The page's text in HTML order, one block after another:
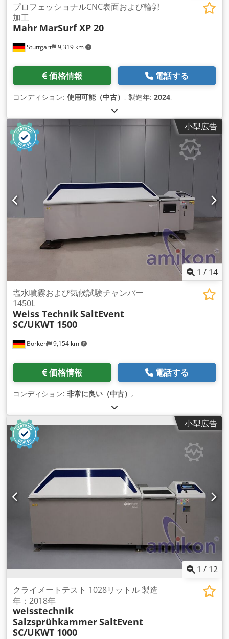
Stuttgart 9,319 km
プロフェッショナルCNC表面および輪郭
加工
Mahr MarSurf XP 20
価格情報 電話する
コンディション: 使用可能（中古） , 製造年: 2024,
小型広告
1 / 14
Borken 9,154 km
塩水噴霧および気候試験チャンバー
1450L
Weiss TechnikSaltEvent
SC/UKWT 1500
価格情報 電話する
コンディション: 非常に良い（中古） ,
小型広告
1 / 12
クライメートテスト 1028リットル 製造
年：2018年
weisstechnik
SalzsprühkammerSaltEvent
SC/UKWT 1000